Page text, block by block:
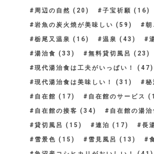
周辺の自然 (20) 子宝祈願 (16)
岩魚の炭火焼が美味しい (59) 朝
栃尾又温泉 (16) 温泉 (43)
湯治食 (33) 無料貸切風呂 (23)
現代湯治食は工夫がいっぱい！ (47)
現代湯治食は美味しい！ (31) 秘
自在館 (17) 自在館のサービス
自在館の接客 (34) 自在館の湯治
貸切風呂 (15) 連泊 (17) 長
雪景色 (15) 雪見風呂 (13)